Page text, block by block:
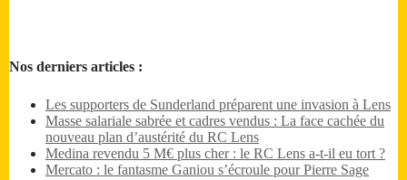
Nos derniers articles :
Les supporters de Sunderland préparent une invasion à Lens
Masse salariale sabrée et cadres vendus : La face cachée du
nouveau plan d’austérité du RC Lens
Medina revendu 5 M€ plus cher : le RC Lens a-t-il eu tort ?
Mercato : le fantasme Ganiou s’écroule pour Pierre Sage